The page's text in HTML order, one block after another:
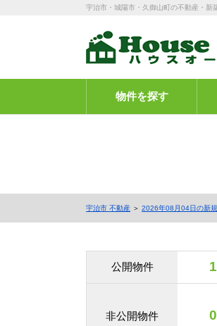
宇治市・城陽市・久御山町の不動産・新
物件を探す
宇治市 不動産 ＞ 2026年08月04日の新
公開物件 1
非公開物件 0